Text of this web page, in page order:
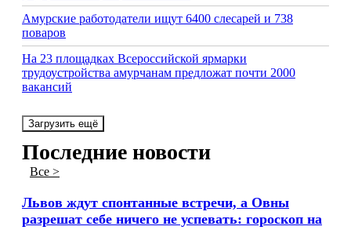
Амурские работодатели ищут 6400 слесарей и 738
поваров
На 23 площадках Всероссийской ярмарки
трудоустройства амурчанам предложат почти 2000
вакансий
Загрузить ещё
Последние новости
Все >
Львов ждут спонтанные встречи, а Овны
разрешат себе ничего не успевать: гороскоп на